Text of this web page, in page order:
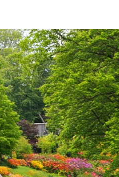
MESIHO ŽÍŽALÍ ČAJ S KOPŘIVOU A
BIOUHLÍKEM 20 LITRŮ
2 728 Kč